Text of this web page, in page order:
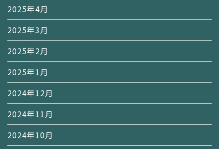
2025年4月
2025年3月
2025年2月
2025年1月
2024年12月
2024年11月
2024年10月